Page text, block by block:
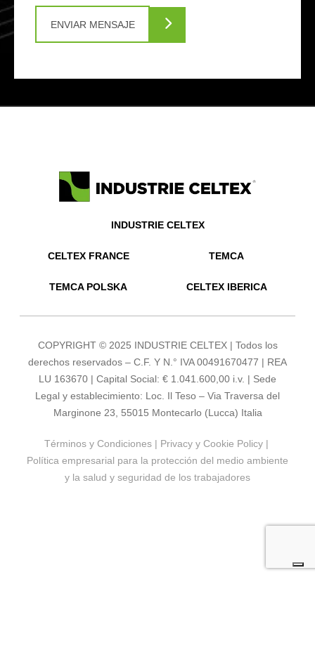
INDUSTRIE CELTEX
CELTEX FRANCE TEMCA
TEMCA POLSKA CELTEX IBERICA
COPYRIGHT © 2025 INDUSTRIE CELTEX | Todos los
derechos reservados – C.F. Y N.° IVA 00491670477 | REA
LU 163670 | Capital Social: € 1.041.600,00 i.v. | Sede
Legal y establecimiento: Loc. Il Teso – Via Traversa del
Marginone 23, 55015 Montecarlo (Lucca) Italia
Términos y Condiciones| Privacy y Cookie Policy|
Política empresarial para la protección del medio ambiente
y la salud y seguridad de los trabajadores